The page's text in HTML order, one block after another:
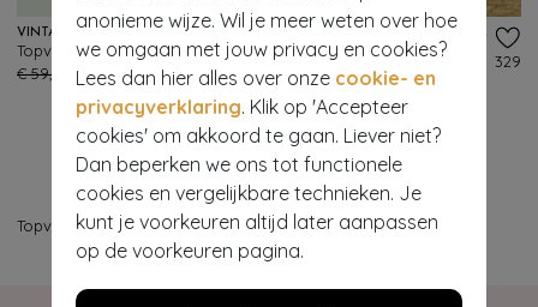
anonieme wijze. Wil je meer weten over hoe
we omgaan met jouw privacy en cookies?
Lees dan hier alles over onze cookie- en
privacyverklaring. Klik op 'Accepteer
cookies' om akkoord te gaan. Liever niet?
Dan beperken we ons tot functionele
cookies en vergelijkbare technieken. Je
kunt je voorkeuren altijd later aanpassen
op de voorkeuren pagina.
Topvintage exclusive ~ Grecian tropical jurk in groen en geel
€ 59,95
€ 23,95
84
TOPVINTAGE BOUTIQUE COLLECTION
€ 85,95 € 33,95
329
Topvintage> Bestsellers